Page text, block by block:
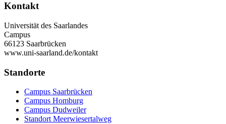
Kontakt
Universität des Saarlandes
Campus
66123 Saarbrücken
www.uni-saarland.de/kontakt
Standorte
Campus Saarbrücken
Campus Homburg
Campus Dudweiler
Standort Meerwiesertalweg